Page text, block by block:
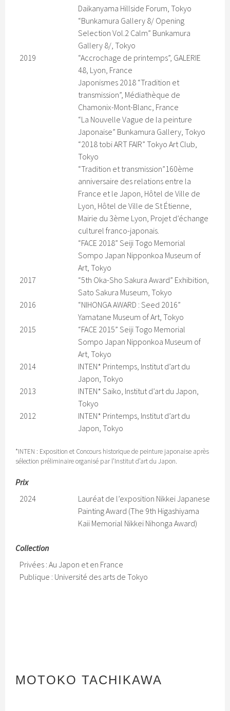
Daikanyama Hillside Forum, Tokyo
“Bunkamura Gallery 8/ Opening
Selection Vol.2 Calm” Bunkamura
Gallery 8/, Tokyo
2019
“Accrochage de printemps”, GALERIE
48, Lyon, France
Japonismes 2018 “Tradition et
transmission”, Médiathèque de
Chamonix-Mont-Blanc, France
“La Nouvelle Vague de la peinture
Japonaise” Bunkamura Gallery, Tokyo
“2018 tobi ART FAIR” Tokyo Art Club,
Tokyo
“Tradition et transmission”160ème
anniversaire des relations entre la
France et le Japon, Hôtel de Ville de
Lyon, Hôtel de Ville de St Étienne,
Mairie du 3ème Lyon, Projet d’échange
culturel franco-japonais.
“FACE 2018” Seiji Togo Memorial
Sompo Japan Nipponkoa Museum of
Art, Tokyo
2017
“5th Oka-Sho Sakura Award” Exhibition,
Sato Sakura Museum, Tokyo
2016
“NIHONGA AWARD : Seed 2016”
Yamatane Museum of Art, Tokyo
2015
“FACE 2015” Seiji Togo Memorial
Sompo Japan Nipponkoa Museum of
Art, Tokyo
2014
INTEN* Printemps, Institut d’art du
Japon, Tokyo
2013
INTEN* Saiko, Institut d’art du Japon,
Tokyo
2012
INTEN* Printemps, Institut d’art du
Japon, Tokyo
*INTEN : Exposition et Concours historique de peinture japonaise après
sélection préliminaire organisé par l’Institut d’art du Japon.
Prix
2024
Lauréat de l’exposition Nikkei Japanese
Painting Award (The 9th Higashiyama
Kaii Memorial Nikkei Nihonga Award)
Collection
Privées : Au Japon et en France
Publique : Université des arts de Tokyo
MOTOKO TACHIKAWA